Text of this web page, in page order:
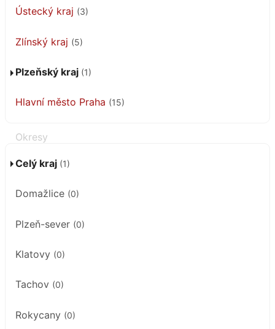
Ústecký kraj (3)
Zlínský kraj (5)
Plzeňský kraj (1)
Hlavní město Praha (15)
Celý kraj (1)
Domažlice (0)
Plzeň-sever (0)
Klatovy (0)
Tachov (0)
Rokycany (0)